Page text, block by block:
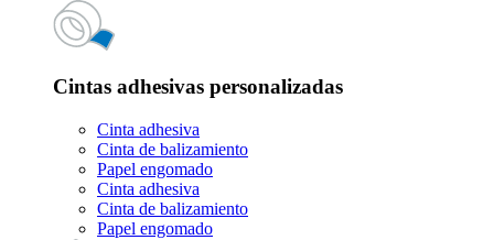
Cintas adhesivas personalizadas
Cinta adhesiva
Cinta de balizamiento
Papel engomado
Cinta adhesiva
Cinta de balizamiento
Papel engomado